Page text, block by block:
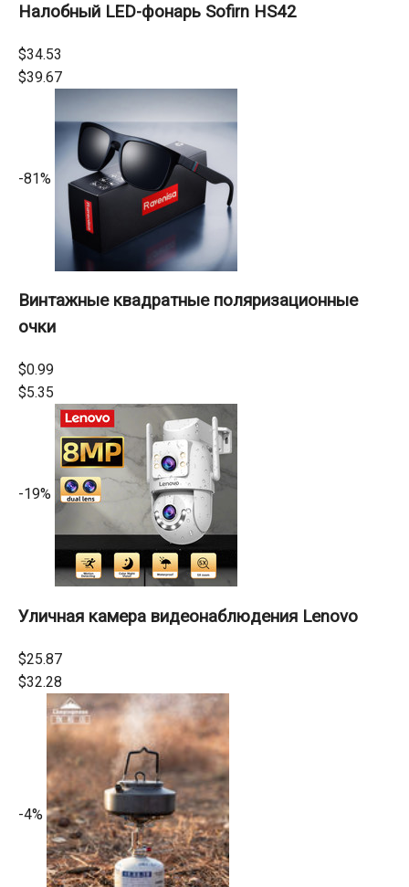
Налобный LED-фонарь Sofirn HS42
$34.53
$39.67
-81%
Винтажные квадратные поляризационные
очки
$0.99
$5.35
-19%
Уличная камера видеонаблюдения Lenovo
$25.87
$32.28
-4%